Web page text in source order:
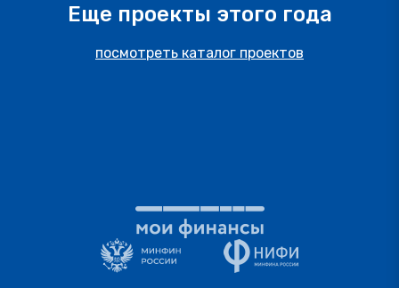
Еще проекты этого года
посмотреть каталог проектов